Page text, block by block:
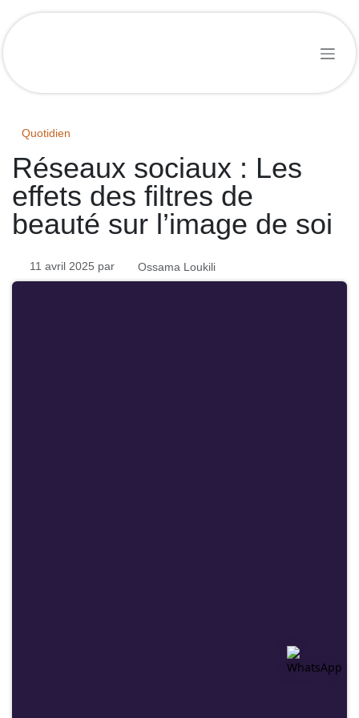
Quotidien
Réseaux sociaux : Les
effets des filtres de
beauté sur l’image de soi
11 avril 2025 par Ossama Loukili